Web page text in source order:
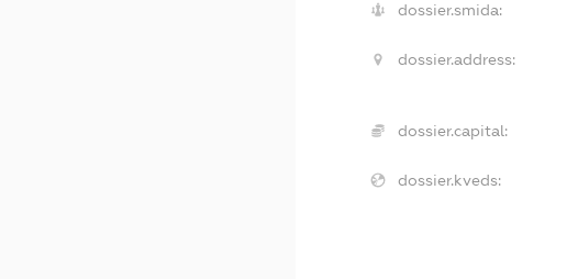
dossier.smida:
dossier.address:
dossier.capital:
dossier.kveds: